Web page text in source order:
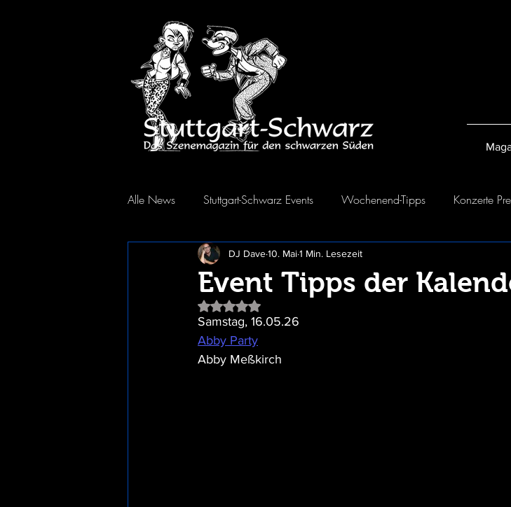
Alle News Stuttgart-Schwarz Events Wochenend-Tipps Konzerte
Event Tipps der
DJ Dave10. Mai1 Min. Lesezeit
Mit NaN von 5 Sternen bewertet.
Samstag, 16.05.26
Abby Party
Abby Meßkirch